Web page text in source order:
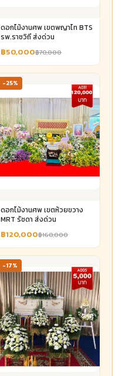
ดอกไม้งานศพ เขตพญาไท BTS
รพ.ราชวิถี ส่งด่วน
฿50,000฿70,000
-25%
ดอกไม้งานศพ เขตห้วยขวาง
MRT รัชดา ส่งด่วน
฿120,000฿160,000
-17%